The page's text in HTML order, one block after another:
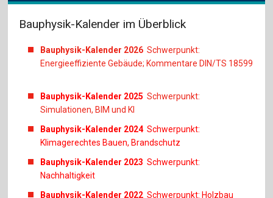
Bauphysik-Kalender im Überblick
Bauphysik-Kalender 2026Schwerpunkt:
Energieeffiziente Gebäude; Kommentare DIN/TS 18599
Bauphysik-Kalender 2025Schwerpunkt:
Simulationen, BIM und KI
Bauphysik-Kalender 2024Schwerpunkt:
Klimagerechtes Bauen, Brandschutz
Bauphysik-Kalender 2023Schwerpunkt:
Nachhaltigkeit
Bauphysik-Kalender 2022Schwerpunkt: Holzbau